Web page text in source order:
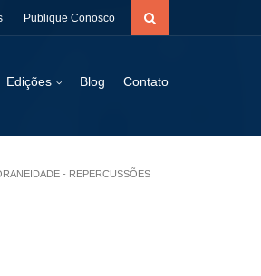
Publique Conosco
Edições Blog Contato
- REPERCUSSÕES